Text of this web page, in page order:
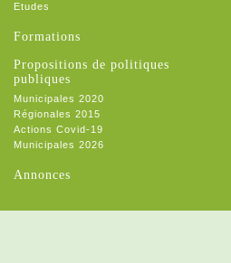
Etudes
Formations
Propositions de politiques
publiques
Municipales 2020
Régionales 2015
Actions Covid-19
Municipales 2026
Annonces